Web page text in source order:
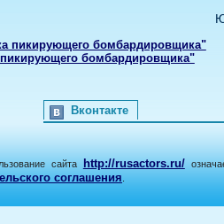
пикирующего бомбардировщика"
бомбардировщика"
Вконтакте
сайта http://rusactors.ru/
соглашения